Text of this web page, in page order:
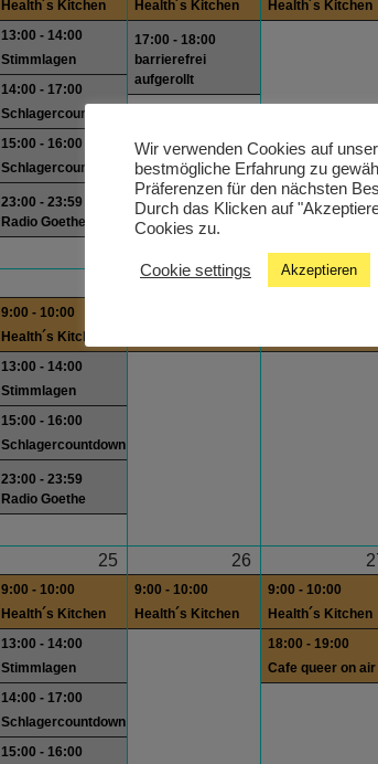
Health´s Kitchen
13:00 - 14:00
Stimmlagen
14:00 - 17:00
Schlagercountdown
15:00 - 16:00
Schlagercountdown
23:00 - 23:59
Radio Goethe
Health´s Kitchen
17:00 - 18:00
barrierefrei
aufgerollt
Health´s Kitchen
9:00 - 10:00
Health´s Kitchen
13:00 - 14:00
Stimmlagen
15:00 - 16:00
Schlagercountdown
23:00 - 23:59
Radio Goethe
19 20
25
9:00 - 10:00
Health´s Kitchen
13:00 - 14:00
Stimmlagen
14:00 - 17:00
Schlagercountdown
15:00 - 16:00
26
9:00 - 10:00
Health´s Kitchen
9:00 - 10:00
Health´s Kitchen
18:00 - 19:00
Cafe queer on air
Wir verwenden Cookies auf
bestmögliche Erfahrung zu
Präferenzen für den nächsten
Durch das Klicken auf
Cookies zu.
Cookie settings Akzeptieren